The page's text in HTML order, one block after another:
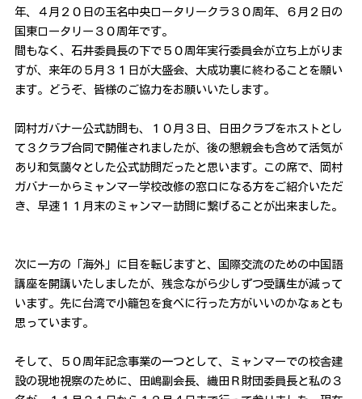
年、４月２０日の玉名中央ロータリークラ３０周年、６月２日の
国東ロータリー３０周年です。
間もなく、石井委員長の下で５０周年実行委員会が立ち上がりま
すが、来年の５月３１日が大盛会、大成功裏に終わることを願い
ます。どうぞ、皆様のご協力をお願いいたします。
岡村ガバナー公式訪問も、１０月３日、日田クラブをホストとし
て３クラブ合同で開催されましたが、後の懇親会も含めて活気が
あり和気藹々とした公式訪問だったと思います。この席で、岡村
ガバナーからミャンマー学校改修の窓口になる方をご紹介いただ
き、早速１１月末のミャンマー訪問に繋げることが出来ました。
次に一方の「海外」に目を転じますと、国際交流のための中国語
講座を開講いたしましたが、残念ながら少しずつ受講生が減って
います。先に台湾で小籠包を食べに行った方がいいのかなぁとも
思っています。
そして、５０周年記念事業の一つとして、ミャンマーでの校舎建
設の現地視察のために、田嶋副会長、織田Ｒ財団委員長と私の３